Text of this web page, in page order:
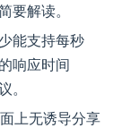
要解读。
能支持每秒
响应时间
。
面上无诱导分享